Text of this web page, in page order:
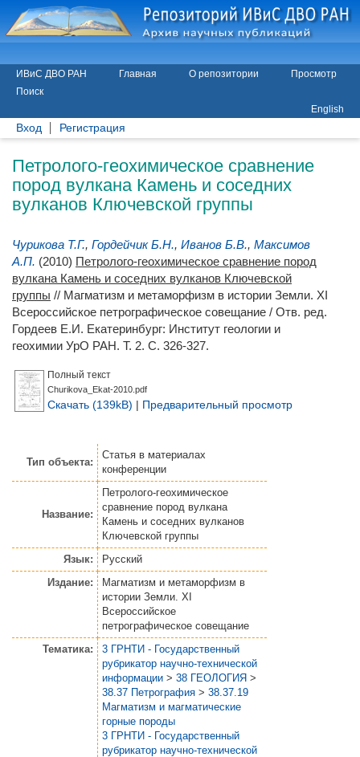
ИВиС ДВО РАН Главная О репозитории
Просмотр
Поиск
English
Вход Регистрация
Петролого-геохимическое сравнение
пород вулкана Камень и соседних
вулканов Ключевской группы
Чурикова Т.Г., Гордейчик Б.Н., Иванов Б.В., Максимов
А.П. (2010) Петролого-геохимическое сравнение пород
вулкана Камень и соседних вулканов Ключевской
группы // Магматизм и метаморфизм в истории Земли. XI
Всероссийское петрографическое совещание / Отв. ред.
Гордеев Е.И. Екатеринбург: Институт геологии и
геохимии УрО РАН. Т. 2. С. 326-327.
Полный текст
Churikova_Ekat-2010.pdf
Скачать (139kB) | Предварительный просмотр
Тип объекта:
Статья в материалах
конференции
Название:
Петролого-геохимическое
сравнение пород вулкана
Камень и соседних вулканов
Ключевской группы
Язык:
Русский
Издание:
Магматизм и метаморфизм в
истории Земли. XI
Всероссийское
петрографическое совещание
Тематика:
3 ГРНТИ - Государственный
рубрикатор научно-технической
информации > 38 ГЕОЛОГИЯ >
38.37 Петрография > 38.37.19
Магматизм и магматические
горные породы
3 ГРНТИ - Государственный
рубрикатор научно-технической